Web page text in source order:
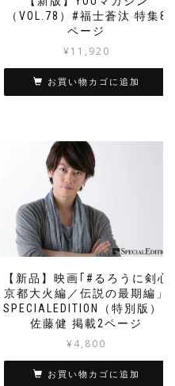
（VOL.78）#福士蒼汰 特集8
ページ
¥11,920
お買い物カゴに追加
【新品】映画｢#るろうに剣心
京都大火編／伝説の最期編」
SPECIALEDITION（特別版）#
佐藤健 掲載2ページ
¥4,800
お買い物カゴに追加